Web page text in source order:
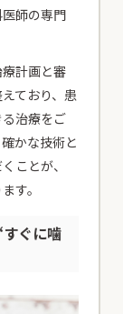
師の専門
計画と審
ており、患
治療をご
かな技術と
ことが、
す。
ぐに噛